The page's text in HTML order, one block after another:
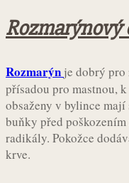
Rozmarýn je dobrý pro
přísadou pro mastnou,
obsaženy v bylince
buňky před
radikály. Pokožce
krve.